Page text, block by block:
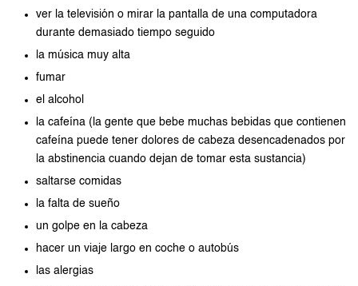
ver la televisión o mirar la pantalla de una computadora
durante demasiado tiempo seguido
la música muy alta
fumar
el alcohol
la cafeína (la gente que bebe muchas bebidas que contienen
cafeína puede tener dolores de cabeza desencadenados por
la abstinencia cuando dejan de tomar esta sustancia)
saltarse comidas
la falta de sueño
un golpe en la cabeza
hacer un viaje largo en coche o autobús
las alergias